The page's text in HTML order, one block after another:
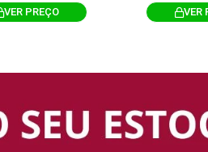
VER PREÇO VER